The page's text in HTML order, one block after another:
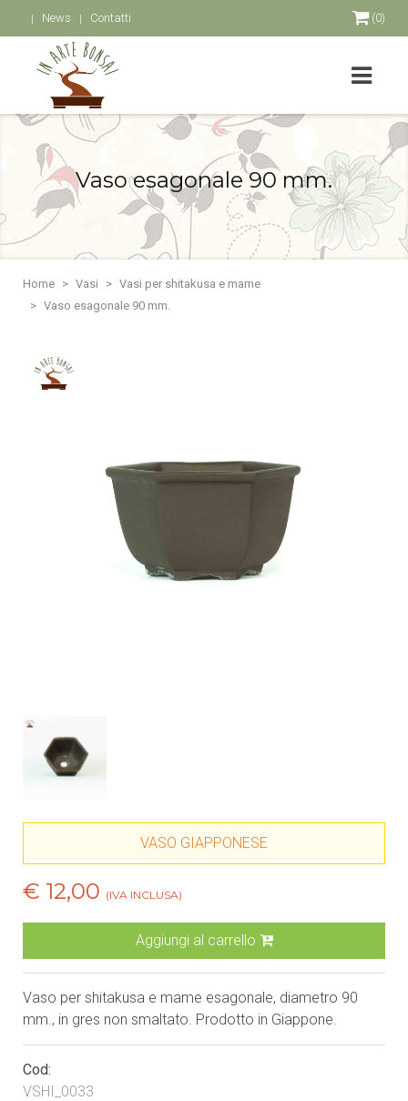
News Contatti (0)
Vaso esagonale 90 mm.
Home Vasi
Vasi per shitakusa e mame
Vaso esagonale 90 mm.
VASO GIAPPONESE
€ 12,00 (IVA INCLUSA)
Aggiungi al carrello
Vaso per shitakusa e mame esagonale, diametro 90
mm., in gres non smaltato. Prodotto in Giappone.
Cod:
VSHI_0033